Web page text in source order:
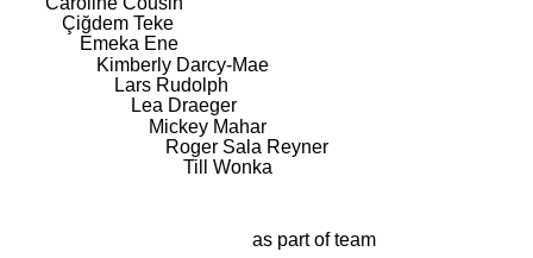
Çiğdem Teke
Emeka Ene
Kimberly Darcy-Mae
Lars Rudolph
Lea Draeger
Mickey Mahar
Roger Sala Reyner
Till Wonka
as part of team